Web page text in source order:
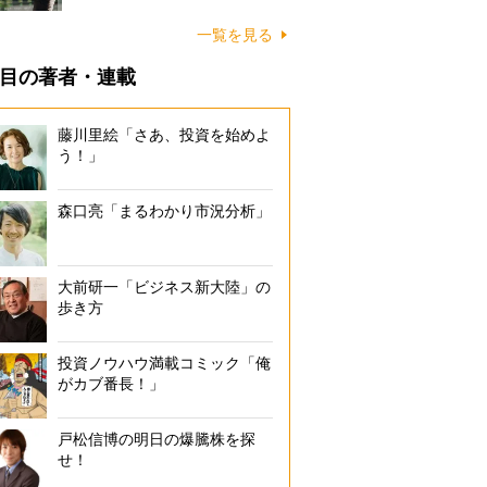
一覧を見る
の著者・連載
藤川里絵「さあ、投資を始めよ
う！」
森口亮「まるわかり市況分析」
大前研一「ビジネス新大陸」の
歩き方
投資ノウハウ満載コミック「俺
がカブ番長！」
戸松信博の明日の爆騰株を探
せ！